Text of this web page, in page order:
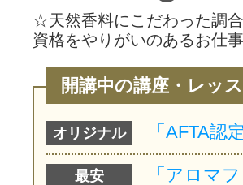
☆天然香料にこだわった調
資格をやりがいのあるお仕
開講中の講座・レッ
オリジナル
最安